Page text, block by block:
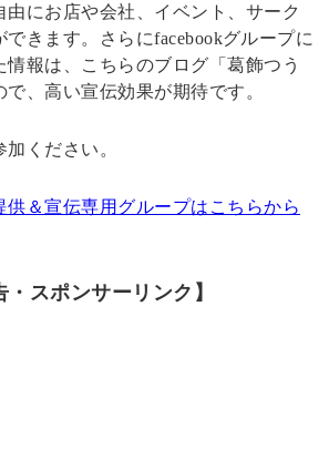
由にお店や会社、イベント、サーク
できます。さらにfacebookグループに
報は、こちらのブログ「葛飾つう
、高い宣伝効果が期待です。
ください。
供＆宣伝専用グループはこちらから
・スポンサーリンク】